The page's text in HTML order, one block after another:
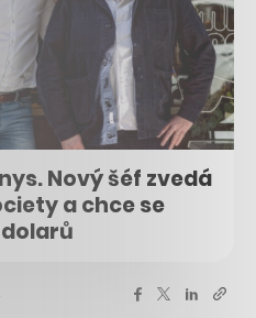
Nový šéf zvedá
a chce se